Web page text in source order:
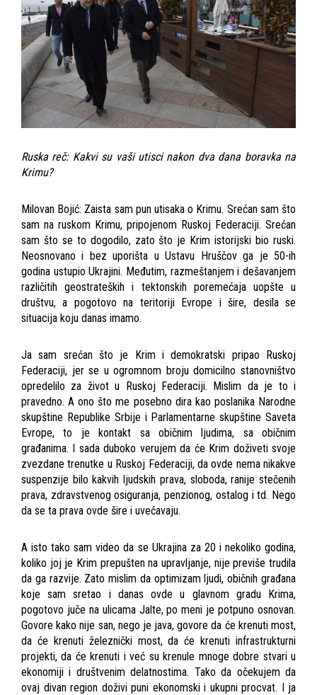
Ruska reč: Kakvi su vaši utisci nakon dva dana boravka na
Krimu?
Milovan Bojić: Zaista sam pun utisaka o Krimu. Srećan sam što
sam na ruskom Krimu, pripojenom Ruskoj Federaciji. Srećan
sam što se to dogodilo, zato što je Krim istorijski bio ruski.
Neosnovano i bez uporišta u Ustavu Hruščov ga je 50-ih
godina ustupio Ukrajini. Međutim, razmeštanjem i dešavanjem
različitih geostrateških i tektonskih poremećaja uopšte u
društvu, a pogotovo na teritoriji Evrope i šire, desila se
situacija koju danas imamo.
Ja sam srećan što je Krim i demokratski pripao Ruskoj
Federaciji, jer se u ogromnom broju domicilno stanovništvo
opredelilo za život u Ruskoj Federaciji. Mislim da je to i
pravedno. A ono što me posebno dira kao poslanika Narodne
skupštine Republike Srbije i Parlamentarne skupštine Saveta
Evrope, to je kontakt sa običnim ljudima, sa običnim
građanima. I sada duboko verujem da će Krim doživeti svoje
zvezdane trenutke u Ruskoj Federaciji, da ovde nema nikakve
suspenzije bilo kakvih ljudskih prava, sloboda, ranije stečenih
prava, zdravstvenog osiguranja, penzionog, ostalog i td. Nego
da se ta prava ovde šire i uvećavaju.
A isto tako sam video da se Ukrajina za 20 i nekoliko godina,
koliko joj je Krim prepušten na upravljanje, nije previše trudila
da ga razvije. Zato mislim da optimizam ljudi, običnih građana
koje sam sretao i danas ovde u glavnom gradu Krima,
pogotovo juče na ulicama Jalte, po meni je potpuno osnovan.
Govore kako nije san, nego je java, govore da će krenuti most,
da će krenuti železnički most, da će krenuti infrastrukturni
projekti, da će krenuti i već su krenule mnoge dobre stvari u
ekonomiji i društvenim delatnostima. Tako da očekujem da
ovaj divan region doživi puni ekonomski i ukupni procvat. I ja